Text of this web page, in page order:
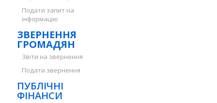
Подати запит на
інформацію
ЗВЕРНЕННЯ
ГРОМАДЯН
Звіти на звернення
Подати звернення
ПУБЛІЧНІ
ФІНАНСИ